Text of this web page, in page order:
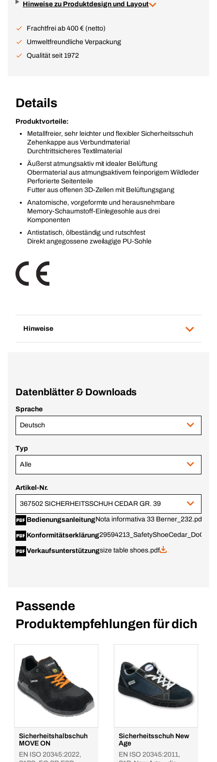
Hinweise zu Produktdesign und Layout
Frachtfrei ab 400 € (netto)
Umweltfreundliche Verpackung
Qualität seit 1972
Details
Produktvorteile:
Metallfreier, sehr leichter und flexibler Sicherheitsschuh
Zehenkappe aus Verbundmaterial
Durchtrittsicheres Textilmaterial
Äußerst atmungsaktiv mit idealer Belüftung
Obermaterial aus atmungsaktivem feinporigem Wildleder
Perforierte Seitenteile
Futter aus offenen 3D-Zellen mit Belüftungsgang
Anatomische, vorgeformte und herausnehmbare
Memory-Schaumstoff-Einlegesohle aus drei
Komponenten
Antistatisch, ölbeständig und rutschfest
Direkt angegossene zweilagige PU-Sohle
Hinweise
Datenblätter & Downloads
Sprache
Deutsch
Typ
Alle
Artikel-Nr.
367502 SICHERHEITSSCHUH CEDAR GR. 39
BedienungsanleitungNota informativa 33 Berner_232.pdf
Konformitätserklärung29594213_SafetyShoeCedar_DoC.pdf
Verkaufsunterstützungsize table shoes.pdf
Passende
Produktempfehlungen für dich
Sicherheitshalbschuh
MOVE ON
EN ISO 20345:2022,
Sicherheitsschuh New
Age
EN ISO 20345:2011,